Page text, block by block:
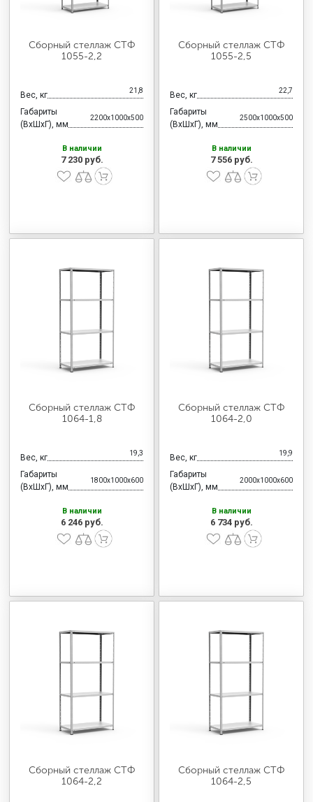
Сборный стеллаж СТФ
1055-2,2
Вес, кг 21,8
Габариты
(ВхШхГ), мм
2200x1000x500
В наличии
7 230 руб.
Сборный стеллаж СТФ
1055-2,5
Вес, кг 22,7
Габариты
(ВхШхГ), мм
2500x1000x500
В наличии
7 556 руб.
Сборный стеллаж СТФ
1064-1,8
Вес, кг 19,3
Габариты
(ВхШхГ), мм
1800x1000x600
В наличии
6 246 руб.
Сборный стеллаж СТФ
1064-2,0
Вес, кг 19,9
Габариты
(ВхШхГ), мм
2000x1000x600
В наличии
6 734 руб.
Сборный стеллаж СТФ
1064-2,2
Сборный стеллаж СТФ
1064-2,5